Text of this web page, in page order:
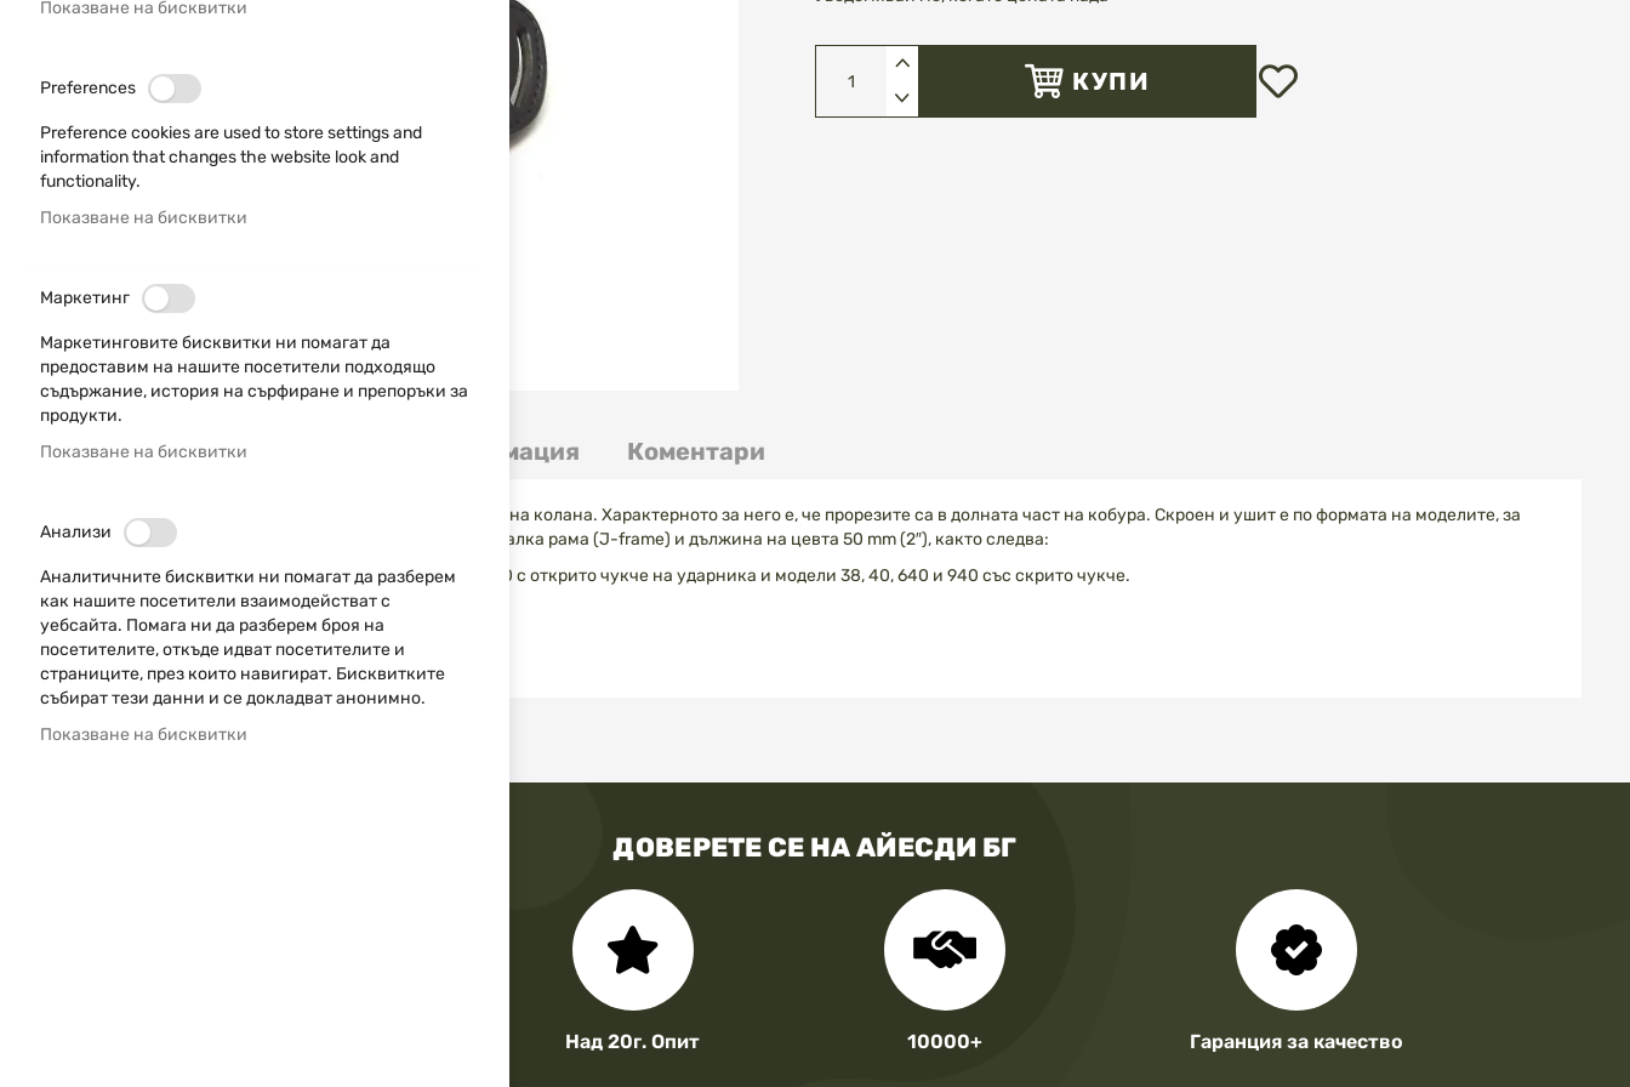
КУПИ
Преминете
към
началото
със
Детайли
Кожен кобур за револвери, предназначен за носене на колана. Характерното за него е, че прорезите са в долната част на кобура. Скроен и ушит е по формата на моделите, за
които е предназначен. Подходящ е за револвери с малка рама (J-frame) и дължина на цевта 50 mm (2″), както следва:
• Револвери Smith & Wesson, модели - 31, 34, 36, 37, 60 с открито чукче на ударника и модели 38, 40, 640 и 940 със скрито чукче.
• Револвери Taurus, модели - 85 и 605.
• Револвери Colt, модели - Detecive, Agent и Cobra
Моделът e наличен в черен цвят!
Допълнителна информация Коментари
ДОВЕРЕТЕ СЕ НА АЙЕСДИ БГ
Над 20г. Опит 10000+ Гаранция за качество
Показване на бисквитки
Preferences
Preference cookies are used to store settings and
information that changes the website look and
functionality.
Показване на бисквитки
Маркетинг
Маркетинговите бисквитки ни помагат да
предоставим на нашите посетители подходящо
съдържание, история на сърфиране и препоръки за
продукти.
Показване на бисквитки
Анализи
Аналитичните бисквитки ни помагат да разберем
как нашите посетители взаимодействат с
уебсайта. Помага ни да разберем броя на
посетителите, откъде идват посетителите и
страниците, през които навигират. Бисквитките
събират тези данни и се докладват анонимно.
Показване на бисквитки